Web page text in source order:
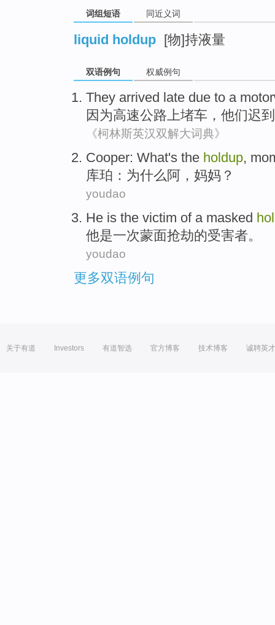
词组短语 同近义词
liquid holdup [物]持液量
双语例句 权威例句
They arrived late due to a
因为高速公路上堵车， 他们迟到
《柯林斯英汉双解大词典》
Cooper: What's the holdup,
库珀 ：为什么阿 ， 妈妈 ？
youdao
He is the victim of a masked
他是一次蒙面抢劫的受害者。
youdao
更多双语例句
关于有道 Investors 有道智选 官方博客 技术博客 诚聘英才